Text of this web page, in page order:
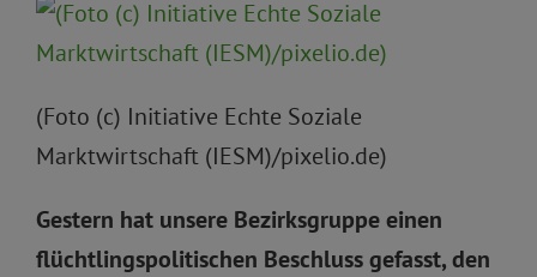
(Foto (c) Initiative Echte Soziale
Marktwirtschaft (IESM)/pixelio.de)
Gestern hat unsere Bezirksgruppe einen
flüchtlingspolitischen Beschluss gefasst, den